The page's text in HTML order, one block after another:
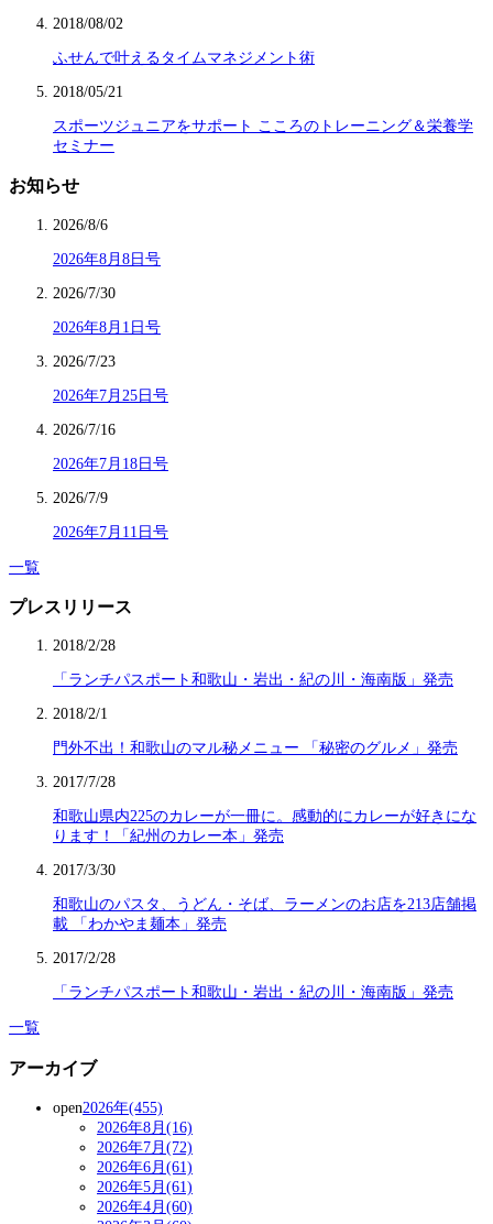
2018/08/02
ふせんで叶えるタイムマネジメント術
2018/05/21
スポーツジュニアをサポート こころのトレーニング＆栄養学
セミナー
お知らせ
2026/8/6
2026年8月8日号
2026/7/30
2026年8月1日号
2026/7/23
2026年7月25日号
2026/7/16
2026年7月18日号
2026/7/9
2026年7月11日号
一覧
プレスリリース
2018/2/28
「ランチパスポート和歌山・岩出・紀の川・海南版」発売
2018/2/1
門外不出！和歌山のマル秘メニュー 「秘密のグルメ」発売
2017/7/28
和歌山県内225のカレーが一冊に。感動的にカレーが好きにな
ります！「紀州のカレー本」発売
2017/3/30
和歌山のパスタ、うどん・そば、ラーメンのお店を213店舗掲
載 「わかやま麺本」発売
2017/2/28
「ランチパスポート和歌山・岩出・紀の川・海南版」発売
一覧
アーカイブ
open2026年(455)
2026年8月(16)
2026年7月(72)
2026年6月(61)
2026年5月(61)
2026年4月(60)